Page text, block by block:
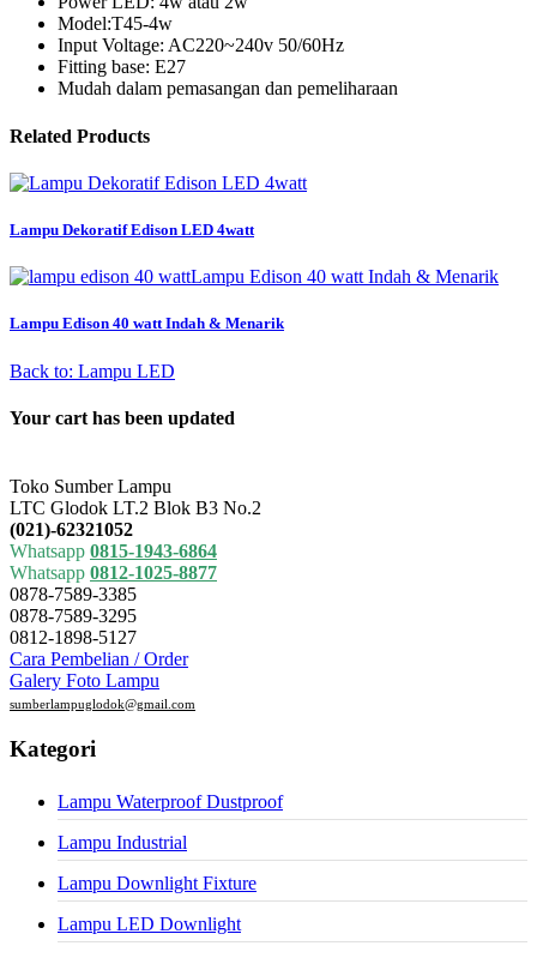
Model:T45-4w
Input Voltage: AC220~240v 50/60Hz
Fitting base: E27
Mudah dalam pemasangan dan pemeliharaan
Related Products
Lampu Dekoratif Edison LED 4watt
Lampu Edison 40 watt Indah & Menarik
Lampu Edison 40 watt Indah & Menarik
Back to: Lampu LED
Your cart has been updated
Toko Sumber Lampu
LTC Glodok LT.2 Blok B3 No.2
(021)-62321052
Whatsapp 0815-1943-6864
Whatsapp 0812-1025-8877
0878-7589-3385
0878-7589-3295
0812-1898-5127
Cara Pembelian / Order
Galery Foto Lampu
sumberlampuglodok@gmail.com
Kategori
Lampu Waterproof Dustproof
Lampu Industrial
Lampu Downlight Fixture
Lampu LED Downlight